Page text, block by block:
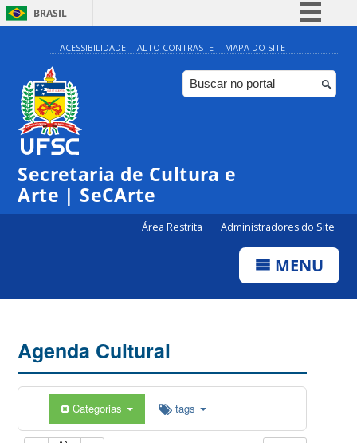
BRASIL
Simplifique!
Comunica BR
Participe
ACESSIBILIDADE ALTO CONTRASTE MAPA DO SITE
Secretaria de Cultura e
Arte | SeCArte
Área Restrita Administradores do Site
MENU
Agenda Cultural
Categorias tags
0:00
1:00
5:00
6:00
Edital
Cultura
2024
Edital
Centr
o de
Cultur
◤Edital
Cultura
2024
Cultura
2024